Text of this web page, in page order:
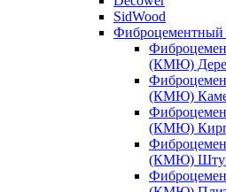
SidWood
(КМЮ)
(КМЮ)
(КМЮ)
(КМЮ)